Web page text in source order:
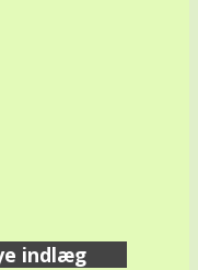
indlæg